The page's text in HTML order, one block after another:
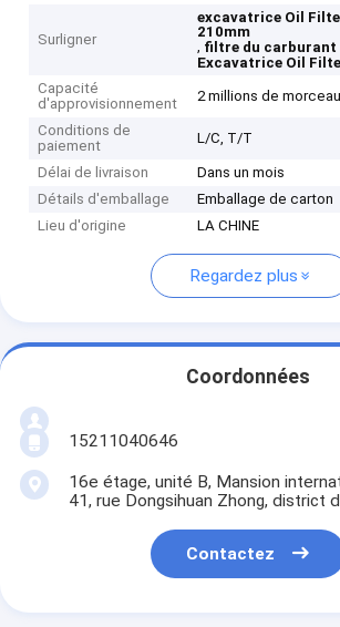
Surligner
excavatrice Oil
210mm
, filtre du carburant
Excavatrice Oil
Capacité
d'approvisionnement
2 millions de
Conditions de
paiement
L/C, T/T
Délai de livraison
Dans un mois
Détails d'emballage
Emballage de carton
Lieu d'origine
LA CHINE
Regardez plus
Coordonnées
15211040646
16e étage, unité B, Mansion
41, rue Dongsihuan Zhong, district
Contactez